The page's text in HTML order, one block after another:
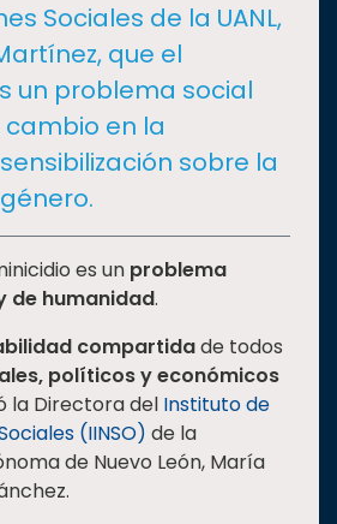
Sociales de la UANL,
que el
un problema social
cambio en la
sobre la
es un problema
de humanidad.
compartidade todos
políticos y económicos
la Directora del Instituto de
(IINSO) de la
de Nuevo León, María